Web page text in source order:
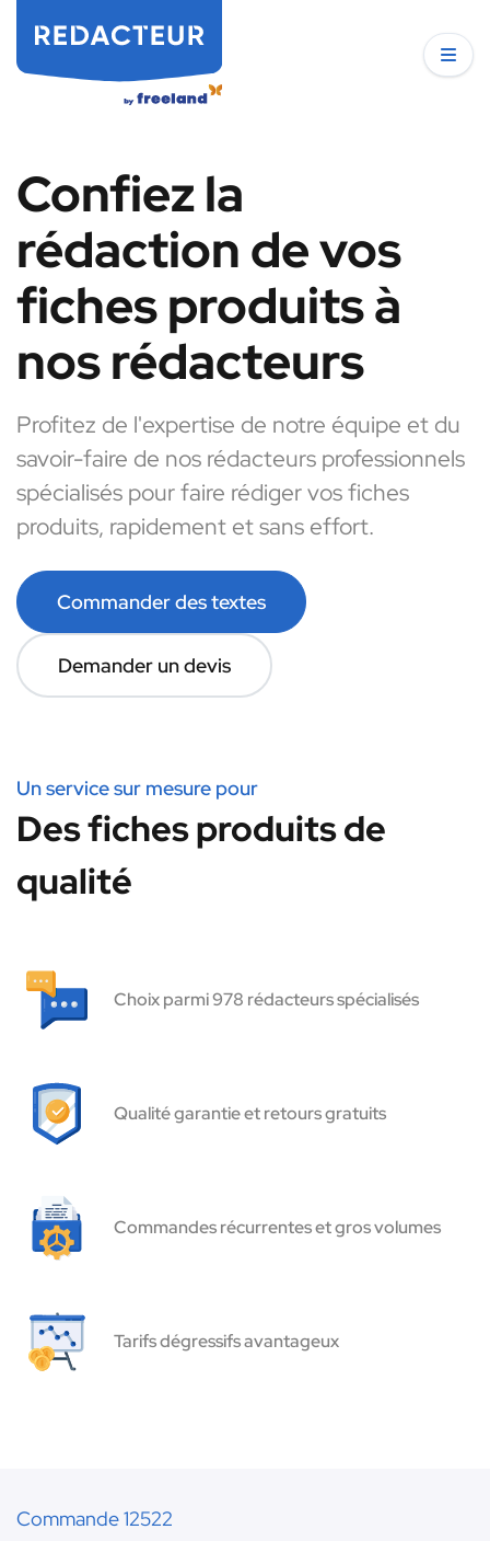
Confiez la
rédaction de vos
fiches produits à
nos rédacteurs
Profitez de l'expertise de notre équipe et du
savoir-faire de nos rédacteurs professionnels
spécialisés pour faire rédiger vos fiches
produits, rapidement et sans effort.
Commander des textes
Demander un devis
Un service sur mesure pour
Des fiches produits de
qualité
Choix parmi 978 rédacteurs spécialisés
Qualité garantie et retours gratuits
Commandes récurrentes et gros volumes
Tarifs dégressifs avantageux
Commande 12522